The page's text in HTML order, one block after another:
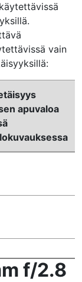
vain
apuvaloa
f/2.8